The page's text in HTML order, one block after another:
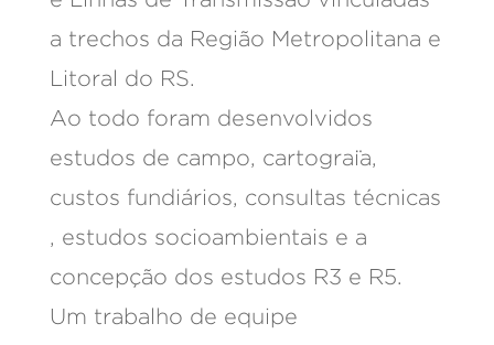
a trechos da Região Metropolitana e
Litoral do RS.
Ao todo foram desenvolvidos
estudos de campo, cartograïa,
custos fundiários, consultas técnicas
, estudos socioambientais e a
concepção dos estudos R3 e R5.
Um trabalho de equipe